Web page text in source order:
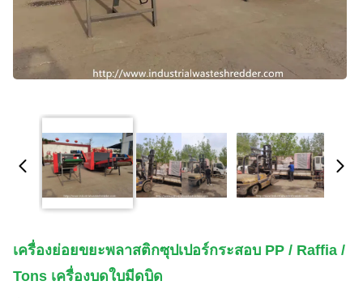
เครื่องย่อยขยะพลาสติกซุปเปอร์กระสอบ PP / Raffia /
Tons เครื่องบดใบมีดบิด